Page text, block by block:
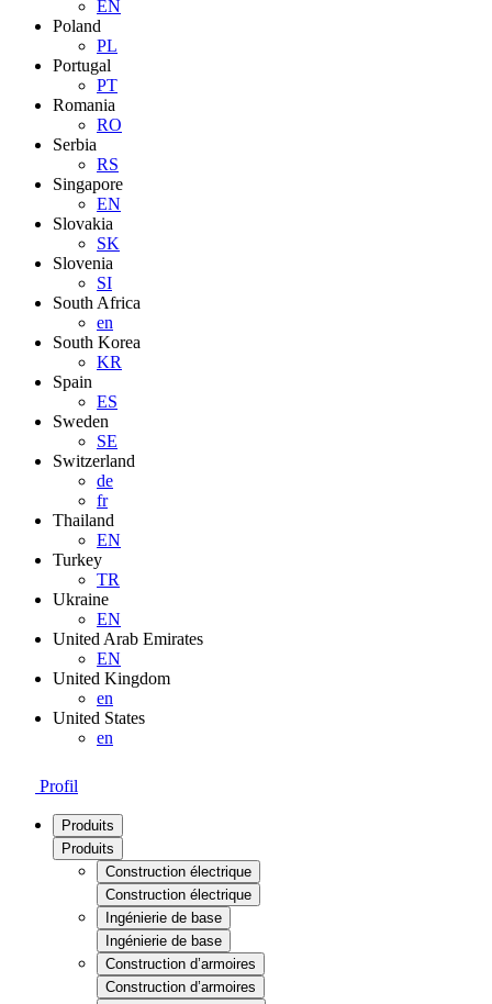
EN
Poland
PL
Portugal
PT
Romania
RO
Serbia
RS
Singapore
EN
Slovakia
SK
Slovenia
SI
South Africa
en
South Korea
KR
Spain
ES
Sweden
SE
Switzerland
de
fr
Thailand
EN
Turkey
TR
Ukraine
EN
United Arab Emirates
EN
United Kingdom
en
United States
en
Profil
Produits
Produits
Construction électrique
Construction électrique
Ingénierie de base
Ingénierie de base
Construction d’armoires
Construction d’armoires